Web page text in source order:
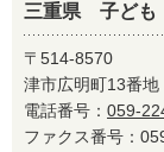
三重県 子ども
〒514-8570
津市広明町13番地
電話番号： 059-
ファクス番号：